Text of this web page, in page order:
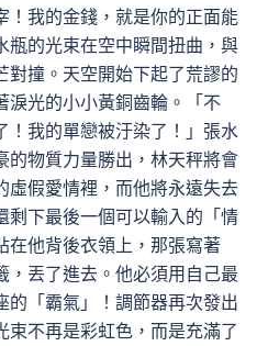
！我的金錢，就是你的正面能
瓶的光束在空中瞬間扭曲，與
對撞。天空開始下起了荒謬的
淚光的小小黃銅齒輪。「不
！我的單戀被汙染了！」張水
的物質力量勝出，林天秤將會
虛假愛情裡，而他將永遠失去
剩下最後一個可以輸入的「情
在他背後衣領上，那張寫著
，丟了進去。他必須用自己最
的「霸氣」！調節器再次發出
束不再是彩虹色，而是充滿了